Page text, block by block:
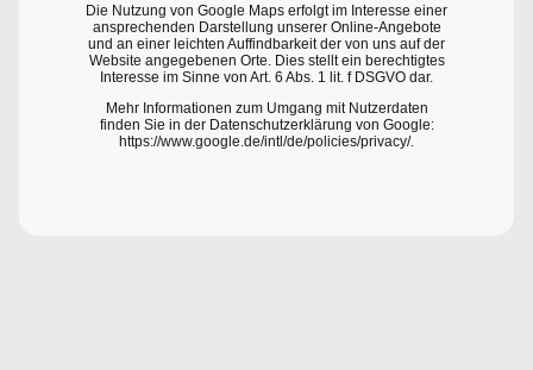
Die Nutzung von Google Maps erfolgt im Interesse einer
ansprechenden Darstellung unserer Online-Angebote
und an einer leichten Auffindbarkeit der von uns auf der
Website angegebenen Orte. Dies stellt ein berechtigtes
Interesse im Sinne von Art. 6 Abs. 1 lit. f DSGVO dar.
Mehr Informationen zum Umgang mit Nutzerdaten
finden Sie in der Datenschutzerklärung von Google:
https://www.google.de/intl/de/policies/privacy/.